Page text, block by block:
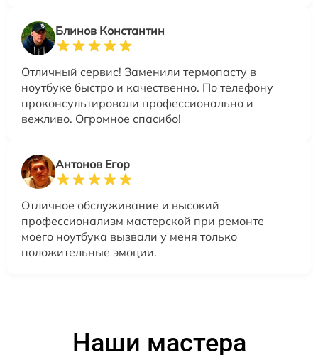
Блинов Константин
Отличный сервис! Заменили термопасту в
ноутбуке быстро и качественно. По телефону
проконсультировали профессионально и
вежливо. Огромное спасибо!
Антонов Егор
Отличное обслуживание и высокий
профессионализм мастерской при ремонте
моего ноутбука вызвали у меня только
положительные эмоции.
Наши мастера